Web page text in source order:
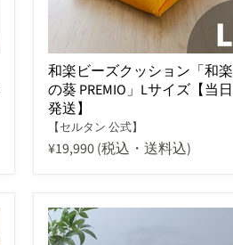
和楽ビーズクッション「和楽
の葵 PREMIO」Lサイズ【当日
発送】
【セルタン 公式】
¥19,990(税込・送料込)